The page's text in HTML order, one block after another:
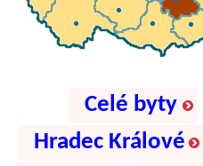
Celé byty
Hradec Králové